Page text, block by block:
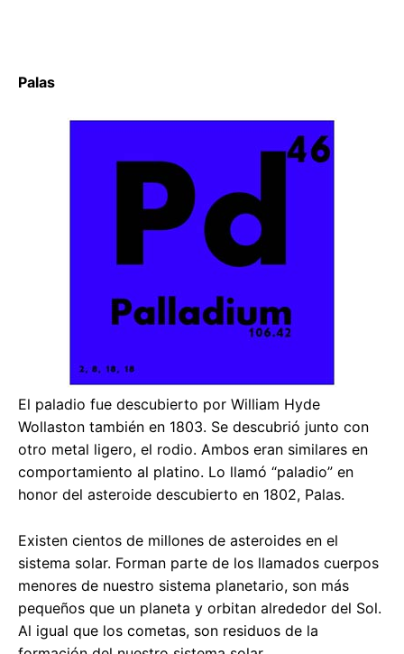
Palas
El paladio fue descubierto por William Hyde
Wollaston también en 1803. Se descubrió junto con
otro metal ligero, el rodio. Ambos eran similares en
comportamiento al platino. Lo llamó “paladio” en
honor del asteroide descubierto en 1802, Palas.
Existen cientos de millones de asteroides en el
sistema solar. Forman parte de los llamados cuerpos
menores de nuestro sistema planetario, son más
pequeños que un planeta y orbitan alrededor del Sol.
Al igual que los cometas, son residuos de la